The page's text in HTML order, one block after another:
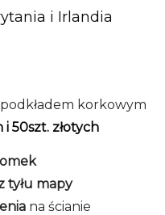
i Irlandia
korkowym
50szt. złotych
tyłu mapy
na ścianie